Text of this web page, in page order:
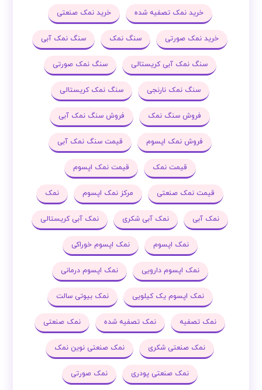
خرید نمک تصفیه شده خرید نمک صنعتی
خرید نمک صورتی سنگ نمک سنگ نمک آبی
سنگ نمک آبی کریستالی سنگ نمک صورتی
سنگ نمک نارنجی سنگ نمک کریستالی
فروش سنگ نمک فروش سنگ نمک آبی
فروش نمک اپسوم قیمت سنگ نمک آبی
قیمت نمک قیمت نمک اپسوم
قیمت نمک صنعتی مرکز نمک اپسوم نمک
نمک آبی نمک آبی شکری نمک آبی کریستالی
نمک اپسوم نمک اپسوم خوراکی
نمک اپسوم دارویی نمک اپسوم درمانی
نمک اپسوم یک کیلویی نمک بیوتی سالت
نمک تصفیه نمک تصفیه شده نمک صنعتی
نمک صنعتی شکری نمک صنعتی نوین نمک
نمک صنعتی پودری نمک صورتی